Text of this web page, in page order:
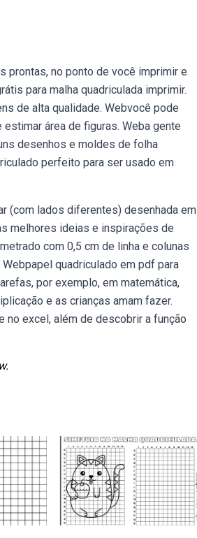
prontas, no ponto de você imprimir e
para malha quadriculada imprimir.
de alta qualidade. Webvocê pode
área de figuras. Weba gente
desenhos e moldes de folha
perfeito para ser usado em
(com lados diferentes) desenhada em
melhores ideias e inspirações de
com 0,5 cm de linha e colunas
quadriculado em pdf para
por exemplo, em matemática,
e as crianças amam fazer.
no excel, além de descobrir a função